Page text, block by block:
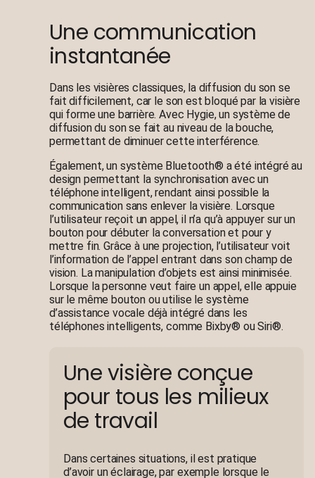
Une communication
instantanée
Dans les visières classiques, la diffusion du son se
fait difficilement, car le son est bloqué par la visière
qui forme une barrière. Avec Hygie, un système de
diffusion du son se fait au niveau de la bouche,
permettant de diminuer cette interférence.
Également, un système Bluetooth® a été intégré au
design permettant la synchronisation avec un
téléphone intelligent, rendant ainsi possible la
communication sans enlever la visière. Lorsque
l’utilisateur reçoit un appel, il n’a qu’à appuyer sur un
bouton pour débuter la conversation et pour y
mettre fin. Grâce à une projection, l’utilisateur voit
l’information de l’appel entrant dans son champ de
vision. La manipulation d’objets est ainsi minimisée.
Lorsque la personne veut faire un appel, elle appuie
sur le même bouton ou utilise le système
d’assistance vocale déjà intégré dans les
téléphones intelligents, comme Bixby® ou Siri®.
Une visière conçue
pour tous les milieux
de travail
Dans certaines situations, il est pratique
d’avoir un éclairage, par exemple lorsque le